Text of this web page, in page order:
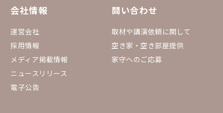
会社情報
運営会社
採用情報
メディア掲載情報
ニュースリリース
電子公告
問い合わせ
取材や講演依頼に関して
空き家・空き部屋提供
家守へのご応募